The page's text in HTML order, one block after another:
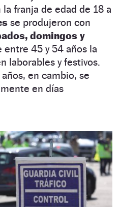
franja de edad de 18 a
se produjeron con
domingos y
entre 45 y 54 años la
laborables y festivos.
en cambio, se
en días